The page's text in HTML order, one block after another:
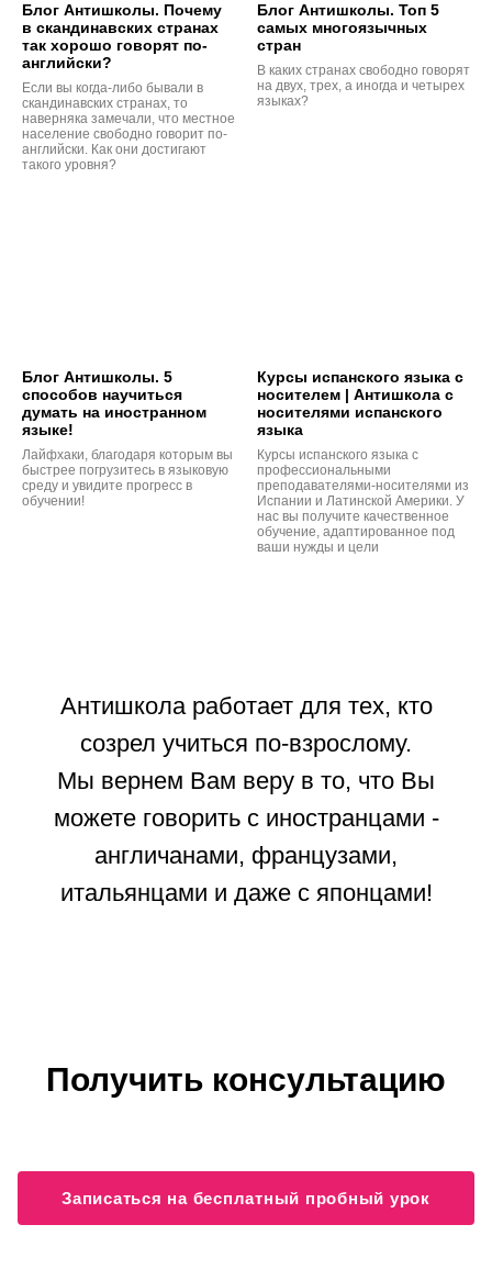
Блог Антишколы. Почему
в скандинавских странах
так хорошо говорят по-
английски?
Если вы когда-либо бывали в
скандинавских странах, то
наверняка замечали, что местное
население свободно говорит по-
английски. Как они достигают
такого уровня?
Блог Антишколы. Топ 5
самых многоязычных
стран
В каких странах свободно говорят
на двух, трех, а иногда и четырех
языках?
Блог Антишколы. 5
способов научиться
думать на иностранном
языке!
Лайфхаки, благодаря которым вы
быстрее погрузитесь в языковую
среду и увидите прогресс в
обучении!
Курсы испанского языка с
носителем | Антишкола с
носителями испанского
языка
Курсы испанского языка с
профессиональными
преподавателями-носителями из
Испании и Латинской Америки. У
нас вы получите качественное
обучение, адаптированное под
ваши нужды и цели
Антишкола работает для тех, кто
созрел учиться по-взрослому.
Мы вернем Вам веру в то, что Вы
можете говорить с иностранцами -
англичанами, французами,
итальянцами и даже с японцами!
Получить консультацию
Записаться на бесплатный пробный урок